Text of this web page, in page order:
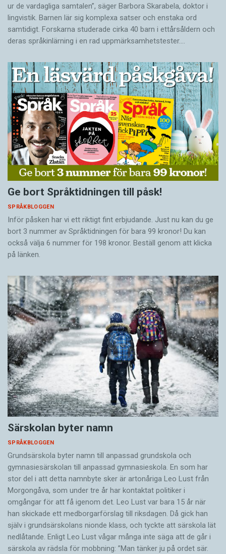
ur de vardagliga samtalen”, säger Barbora Skarabela, doktor i
lingvistik. Barnen lär sig komplexa satser och enstaka ord
samtidigt. Forskarna studerade cirka 40 barn i ettårsåldern och
deras språkinlärning i en rad uppmärksamhetstester.…
Ge bort Språktidningen till påsk!
SPRÅKBLOGGEN
Inför påsken har vi ett riktigt fint erbjudande. Just nu kan du ge
bort 3 nummer av Språktidningen för bara 99 kronor! Du kan
också välja 6 nummer för 198 kronor. Beställ genom att klicka
på länken.
Särskolan byter namn
SPRÅKBLOGGEN
Grundsärskola byter namn till anpassad grundskola och
gymnasiesärskolan till anpassad gymnasieskola. En som har
stor del i att detta namnbyte sker är artonåriga Leo Lust från
Morgongåva, som under tre år har kontaktat politiker i
omgångar för att få igenom det. Leo Lust var bara 15 år när
han skickade ett medborgarförslag till riksdagen. Då gick han
själv i grundsärskolans nionde klass, och tyckte att särskola lät
nedlåtande. Enligt Leo Lust vågar många inte säga att de går i
särskola av rädsla för mobbning: ”Man tänker ju på ordet sär.